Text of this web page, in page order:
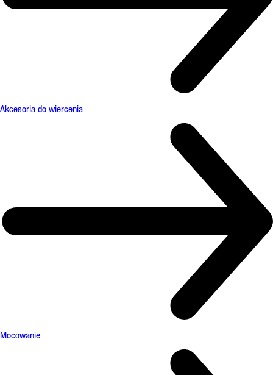
Akcesoria do wiercenia
Mocowanie